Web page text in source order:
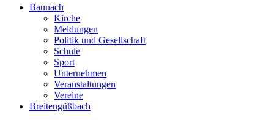
Baunach
Kirche
Meldungen
Politik und Gesellschaft
Schule
Sport
Unternehmen
Veranstaltungen
Vereine
Breitengüßbach